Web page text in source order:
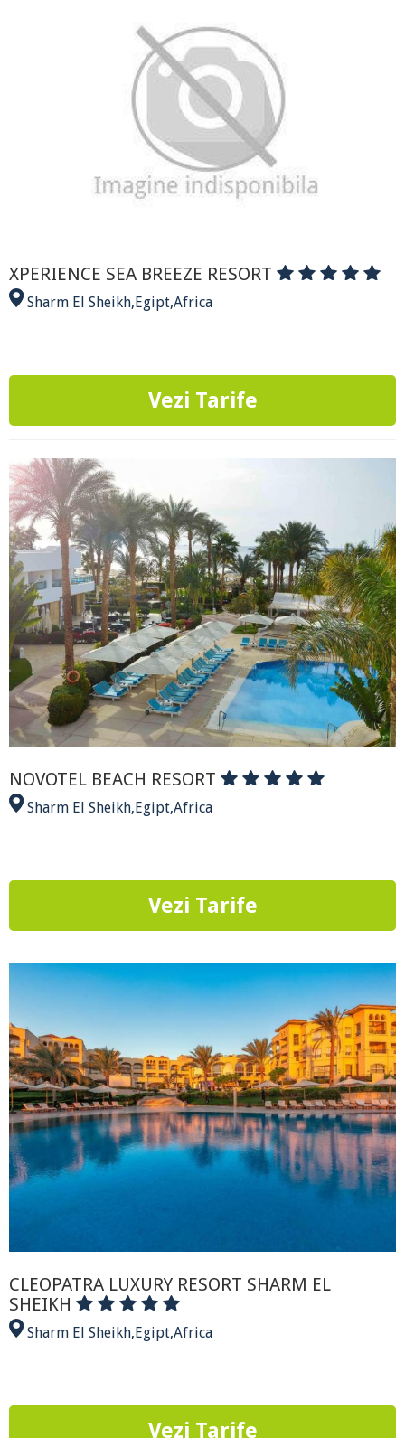
XPERIENCE SEA BREEZE RESORT
Sharm El Sheikh,Egipt,Africa
Vezi Tarife
NOVOTEL BEACH RESORT
Sharm El Sheikh,Egipt,Africa
Vezi Tarife
CLEOPATRA LUXURY RESORT SHARM EL
SHEIKH
Sharm El Sheikh, Egipt,Africa
Vezi Tarife